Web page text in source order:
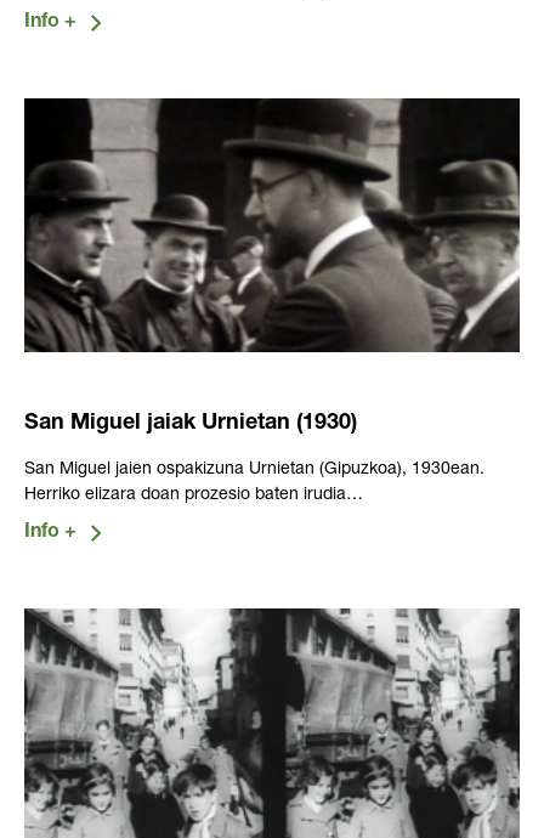
San Miguel jaiak Urnietan (1930)
San Miguel jaien ospakizuna Urnietan (Gipuzkoa), 1930ean.
Herriko elizara doan prozesio baten irudia…